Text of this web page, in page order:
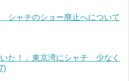
シャチのショー廃止へについて
いた！」東京湾にシャチ 少なく